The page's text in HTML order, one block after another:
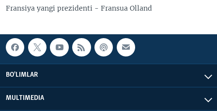
Fransiya yangi prezidenti - Fransua Olland
BO'LIMLAR
MULTIMEDIA